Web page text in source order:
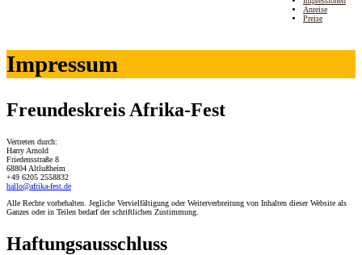
Anreise
Preise
Impressum
Freundeskreis Afrika-Fest
Vertreten durch:
Harry Arnold
Friedensstraße 8
68804 Altlußheim
+49 6205 2558832
hallo@afrika-fest.de
Alle Rechte vorbehalten. Jegliche Vervielfältigung oder Weiterverbreitung von Inhalten dieser Website als
Ganzes oder in Teilen bedarf der schriftlichen Zustimmung.
Haftungsausschluss